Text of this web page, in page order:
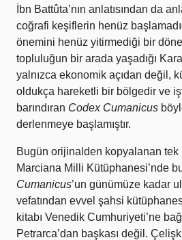
İbn Battûta’nın anlatısından da
coğrafi keşiflerin henüz
önemini henüz yitirmediği bir
topluluğun bir arada yaşadığı
yalnızca ekonomik açıdan değil,
oldukça hareketli bir bölgedir ve
barındıran Codex Cumanicus
derlenmeye başlamıştır.
Bugün orijinalden kopyalanan tek
Marciana Milli Kütüphanesi’nde
Cumanicus’un günümüze kadar
vefatından evvel şahsi
kitabı Venedik Cumhuriyeti’ne
Petrarca’dan başkası değil.